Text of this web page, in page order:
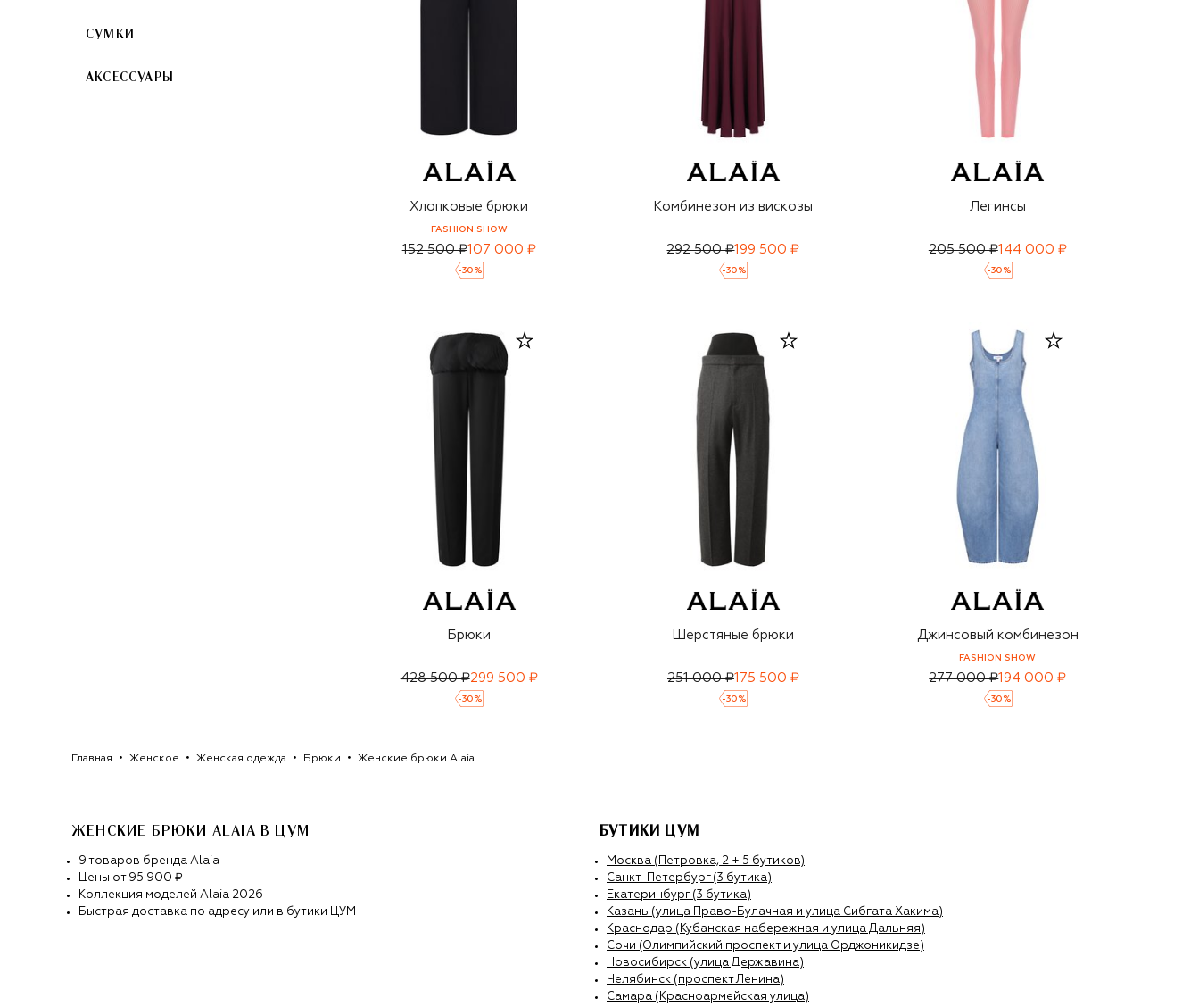
СУМКИ
АКСЕССУАРЫ
Хлопковые брюки
FASHION SHOW
152 500 ₽107 000 ₽
-30 %
Комбинезон из вискозы
292 500 ₽199 500 ₽
-30 %
Легинсы
205 500 ₽144 000 ₽
-30 %
Брюки
428 500 ₽299 500 ₽
-30 %
Шерстяные брюки
251 000 ₽175 500 ₽
-30 %
Джинсовый комбинезон
FASHION SHOW
277 000 ₽194 000 ₽
-30 %
Главная Женское Женская одежда Брюки Женские брюки Alaia
ЖЕНСКИЕ БРЮКИ ALAIA В ЦУМ
9 товаров бренда Alaia
Цены от 95 900 ₽
Коллекция моделей Alaia 2026
Быстрая доставка по адресу или в бутики ЦУМ
БУТИКИ ЦУМ
Москва (Петровка, 2 + 5 бутиков)
Санкт-Петербург (3 бутика)
Екатеринбург (3 бутика)
Казань (улица Право-Булачная и улица Сибгата Хакима)
Краснодар (Кубанская набережная и улица Дальняя)
Сочи (Олимпийский проспект и улица Орджоникидзе)
Новосибирск (улица Державина)
Челябинск (проспект Ленина)
Самара (Красноармейская улица)